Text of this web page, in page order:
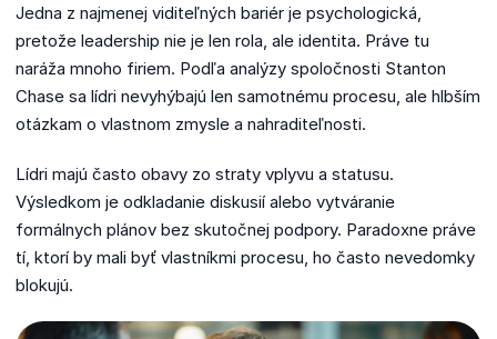
Jedna z najmenej viditeľných bariér je psychologická,
pretože leadership nie je len rola, ale identita. Práve tu
naráža mnoho firiem. Podľa analýzy spoločnosti Stanton
Chase sa lídri nevyhýbajú len samotnému procesu, ale hlbším
otázkam o vlastnom zmysle a nahraditeľnosti.
Lídri majú často obavy zo straty vplyvu a statusu.
Výsledkom je odkladanie diskusií alebo vytváranie
formálnych plánov bez skutočnej podpory. Paradoxne práve
tí, ktorí by mali byť vlastníkmi procesu, ho často nevedomky
blokujú.